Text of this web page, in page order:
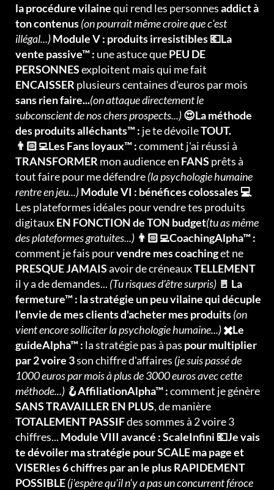
la procédure vilainequi rend les personnesaddict à
ton contenus(on pourrait même croire que c'est
illégal...)Module V : produits irresistibles 💶La
vente passive™ : une astuce quePEU DE
PERSONNESexploitent mais qui me fait
ENCAISSER plusieurs centaines d'euros par mois
sans rien faire...(on attaque directement le
subconscient de nos chers prospects...)😍La méthode
des produits alléchants™ : je te dévoileTOUT.
👨🏻‍💻Les Fans loyaux™ :comment j'ai réussi à
TRANSFORMER mon audience en FANS prêts à
tout faire pour me défendre(la psychologie humaine
rentre en jeu...)Module VI : bénéfices colossales 💻
Les plateformes idéales pour vendre tes produits
digitauxEN FONCTION de TON budget(tu as même
des plateformes gratuites...) 👨🏻‍💻CoachingAlpha™ :
comment je fais pourvendre mes coachinget ne
PRESQUE JAMAISavoir de créneauxTELLEMENT
il y a de demandes... (Tu risques d'être surpris) 🚪 La
fermeture™ : la stratégie un peu vilaine qui décuple
l'envie de mes clients d'acheter mes produits(on
vient encore solliciter la psychologie humaine...)✖️Le
guideAlpha™ : la stratégie pas à pas pour multiplier
par 2 voire 3son chiffre d'affaires (je suis passé de
1000 euros par mois à plus de 3000 euros avec cette
méthode...) 🪝AffiliationAlpha™ :comment je génère
SANS TRAVAILLER EN PLUS, de manière
TOTALEMENT PASSIFdes sommes à 2 voire 3
chiffres... Module VIII avancé : ScaleInfini 💶Je vais
te dévoiler ma stratégie pour SCALE ma page et
VISERles 6 chiffres par an le plus RAPIDEMENT
POSSIBLE(j'espère qu'il n'y a pas un concurrent féroce